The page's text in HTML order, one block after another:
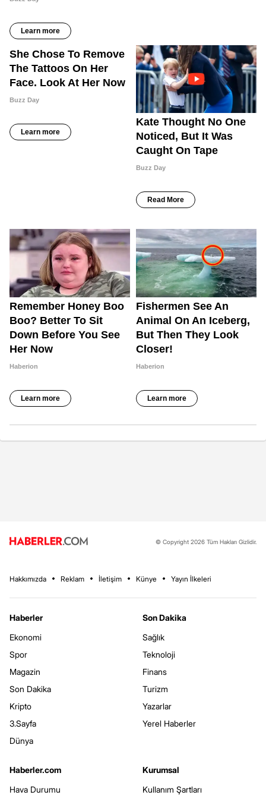
© Copyright 2026 Tüm Hakları Gizlidir.
Hakkımızda Reklam İletişim Künye Yayın İlkeleri
Haberler
Ekonomi
Spor
Magazin
Son Dakika
Kripto
3.Sayfa
Dünya
Son Dakika
Sağlık
Teknoloji
Finans
Turizm
Yazarlar
Yerel Haberler
Haberler.com
Hava Durumu
Kurumsal
Kullanım Şartları